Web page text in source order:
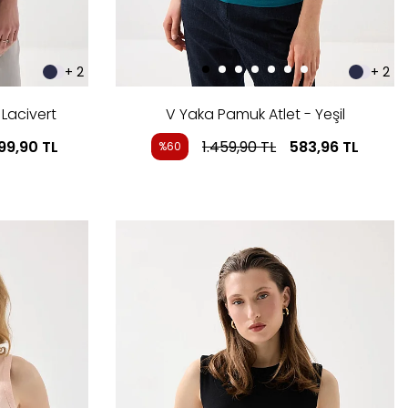
+ 2
TL
+ 2
V Yaka Pamuk Atlet - Yeşil
%60 1.459,90TL 583,96 TL